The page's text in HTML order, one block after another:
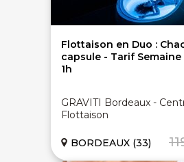
Flottaison en Duo :
capsule - Tarif Semaine
1h
GRAVITI Bordeaux -
Flottaison
BORDEAUX (33)